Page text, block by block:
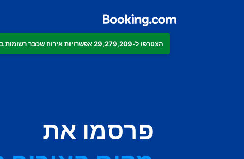
הצטרפו ל-29,279,209 אפשרויות אירוח שכבר רשומות ב-Booking.com
פרסמו את
מקום האירוח